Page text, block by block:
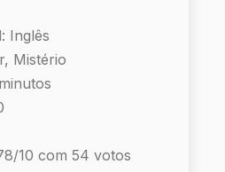
Inglês
Mistério
10 com 54 votos